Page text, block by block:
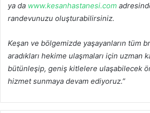
ya da www.kesanhastanesi.com
randevunuzu oluşturabilirsiniz.
Keşan ve bölgemizde yaşayanların tüm
aradıkları hekime ulaşmaları için uzman
bütünleşip, geniş kitlelere ulaşabilecek
hizmet sunmaya devam ediyoruz.”